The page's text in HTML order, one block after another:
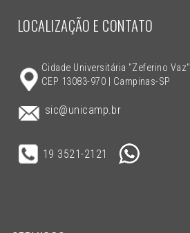
LOCALIZAÇÃO E CONTATO
Cidade Universitária "Zeferino Vaz"
CEP 13083-970 | Campinas-SP
sic@unicamp.br
19 3521-2121